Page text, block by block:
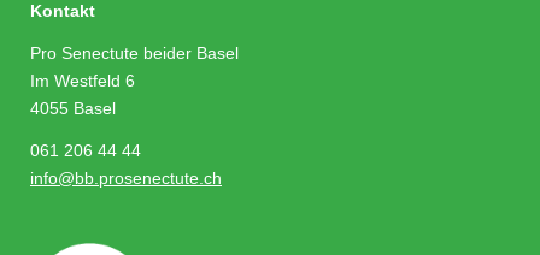
Kontakt
Pro Senectute beider Basel
Im Westfeld 6
4055 Basel
061 206 44 44
info@bb.prosenectute.ch